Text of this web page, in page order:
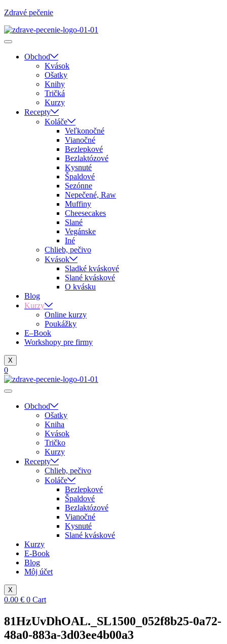
Zdravé pečenie
Obchod
Kvások
Ošatky
Knihy
Tričká
Kurzy
Recepty
Koláče
Veľkonočné
Vianočné
Bezlepkové
Bezlaktózové
Kysnuté
Špaldové
Sezónne
Nepečené, Raw
Muffiny
Cheesecakes
Slané
Vegánske
Iné
Chlieb, pečivo
Kvások
Sladké kváskové
Slané kváskové
O kvásku
Blog
Kurzy
Online kurzy
Poukážky
E–Book
Workshopy pre firmy
X
0
Obchod
Ošatky
Kniha
Kvások
Tričko
Kurzy
Recepty
Chlieb, pečivo
Koláče
Bezlepkové
Špaldové
Bezlaktózové
Vianočné
Kysnuté
Slané kváskové
Kurzy
E-Book
Blog
Môj účet
X
0.00 € 0 Cart
81HzUvDhOAL._SL1500_052f8b25-0a72-
48a0-883a-3d03ee4b00a3